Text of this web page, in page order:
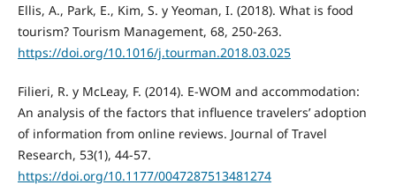
Ellis, A., Park, E., Kim, S. y Yeoman, I. (2018). What is food
tourism? Tourism Management, 68, 250-263.
https://doi.org/10.1016/j.tourman.2018.03.025
Filieri, R. y McLeay, F. (2014). E-WOM and accommodation:
An analysis of the factors that influence travelers’ adoption
of information from online reviews. Journal of Travel
Research, 53(1), 44-57.
https://doi.org/10.1177/0047287513481274